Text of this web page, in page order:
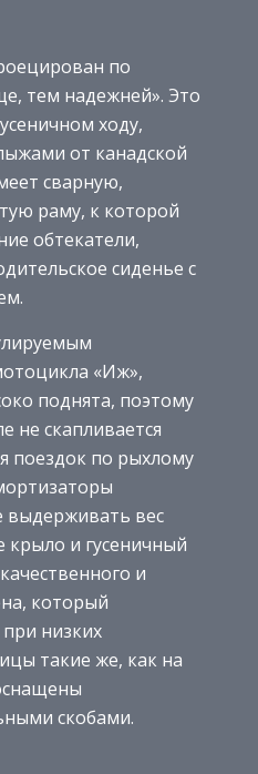
по
тем надежней». Это
ходу,
от канадской
сварную,
раму, к которой
обтекатели,
сиденье с
«Иж»,
поднята, поэтому
не скапливается
поездок по рыхлому
выдерживать вес
крыло и гусеничный
и
который
низких
такие же, как на
скобами.